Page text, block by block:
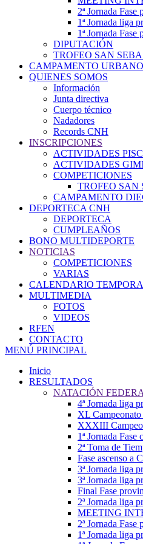
2ª Jornada
1ª Jornada liga
1ª Jornada
DIPUTACIÓN
TROFEO SAN
CAMPAMENTO
QUIENES SOMOS
Información
Junta directiva
Cuerpo técnico
Nadadores
Records CNH
INSCRIPCIONES
ACTIVIDADES
ACTIVIDADES
COMPETICIONES
TROFEO SAN
CAMPAMENTO
DEPORTECA CNH
DEPORTECA
CUMPLEAÑOS
BONO MULTIDEPORTE
NOTICIAS
COMPETICIONES
VARIAS
CALENDARIO
MULTIMEDIA
FOTOS
VIDEOS
RFEN
CONTACTO
MENÚ PRINCIPAL
Inicio
RESULTADOS
NATACIÓN
4ª Jornada liga
XL
XXXIII
1ª Jornada
2ª Toma de
Fase ascenso a
3ª Jornada liga
3ª Jornada liga
Final Fase
2ª Jornada liga
MEETING
2ª Jornada
1ª Jornada liga